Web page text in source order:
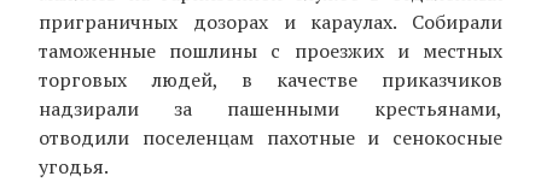
приграничных дозорах и караулах. Собирали
таможенные пошлины с проезжих и местных
торговых людей, в качестве приказчиков
надзирали за пашенными крестьянами,
отводили поселенцам пахотные и сенокосные
угодья.